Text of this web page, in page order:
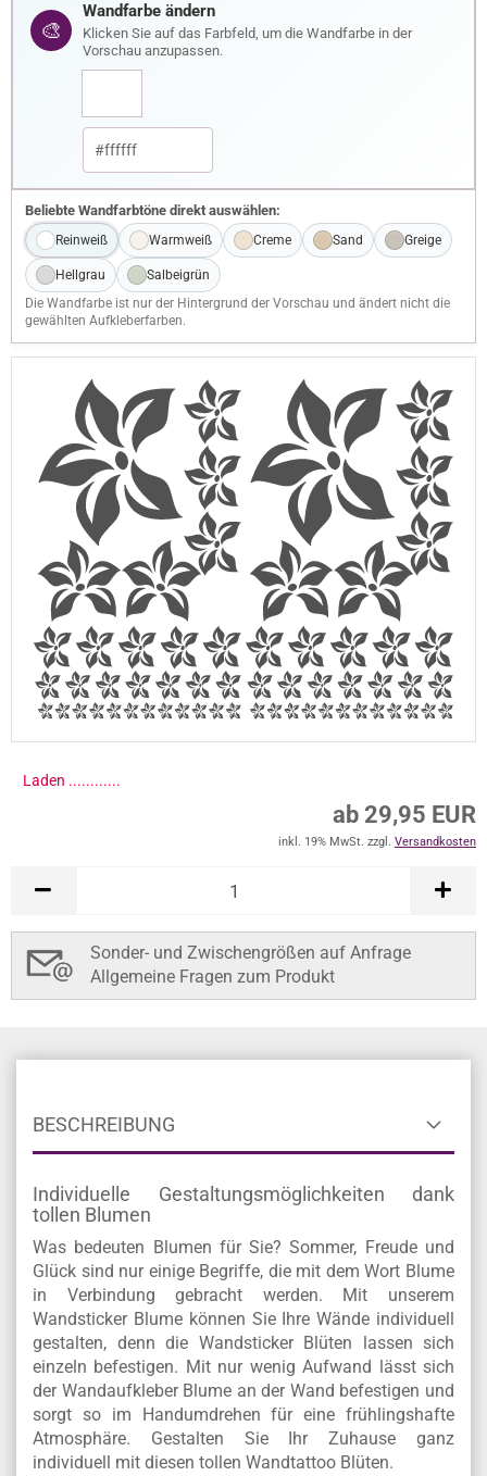
🎨
Wandfarbe ändern
Klicken Sie auf das Farbfeld, um die Wandfarbe in der
Vorschau anzupassen.
Beliebte Wandfarbtöne direkt auswählen:
Reinweiß Warmweiß Creme Sand Greige
Hellgrau
Salbeigrün
Die Wandfarbe ist nur der Hintergrund der Vorschau und ändert nicht die
gewählten Aufkleberfarben.
Laden .............
ab 29,95 EUR
inkl. 19% MwSt. zzgl. Versandkosten
Sonder- und Zwischengrößen auf Anfrage
Allgemeine Fragen zum Produkt
BESCHREIBUNG
Individuelle Gestaltungsmöglichkeiten dank
tollen Blumen
Was bedeuten Blumen für Sie? Sommer, Freude und
Glück sind nur einige Begriffe, die mit dem Wort Blume
in Verbindung gebracht werden. Mit unserem
Wandsticker Blume können Sie Ihre Wände individuell
gestalten, denn die Wandsticker Blüten lassen sich
einzeln befestigen. Mit nur wenig Aufwand lässt sich
der Wandaufkleber Blume an der Wand befestigen und
sorgt so im Handumdrehen für eine frühlingshafte
Atmosphäre. Gestalten Sie Ihr Zuhause ganz
individuell mit diesen tollen Wandtattoo Blüten.